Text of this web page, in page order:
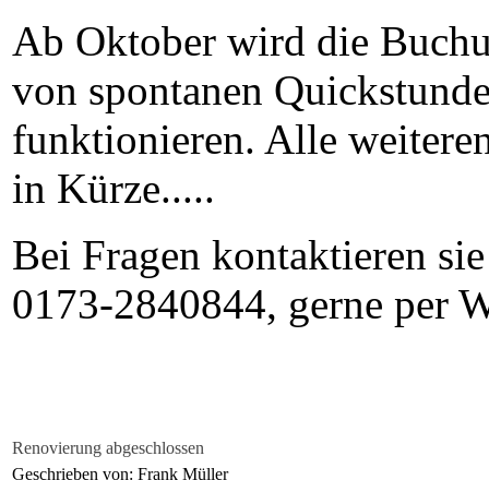
Ab Oktober wird die
von spontanen
funktionieren. Alle
in Kürze.....
Bei Fragen kontaktieren
0173-2840844, gerne per
Renovierung abgeschlossen
Geschrieben von: Frank Müller